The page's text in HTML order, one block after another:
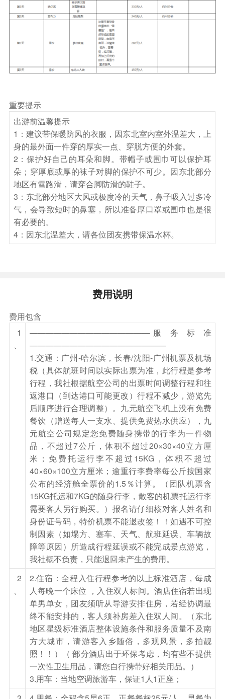
重要提示
出游前温馨提示
1：建议带保暖防风的衣服，因东北室内室外温差大，上
身的最外面一件穿的厚实一点、穿脱方便的外套。
2：保护好自己的耳朵和脚。带帽子或围巾可以保护耳
朵；穿厚底或厚的袜子对脚的保护不可少。因东北部分
地区有雪路滑，请穿合脚防滑的鞋子。
3：东北部分地区大风或极度冷的天气，鼻子吸入过多冷
气，会导致短时的鼻塞，所以准备厚口罩或围巾也是很
有必要的。
4：因东北温差大，请各位团友携带保温水杯。
费用说明
费用包含
1
、
———————————————服 务 标 准
—————————————————
1.交通：广州-哈尔滨，长春/沈阳-广州机票及机场
税（具体航班时间以实际出票为准，此行程是参考
行程，我社根据航空公司的出票时间调整行程和往
返港口（到达港口可能更改）行程不减少，游览先
后顺序进行合理调整）。九元航空飞机上没有免费
餐饮（赠送每人一支水、提供免费热水供应），九
元航空公司规定您免费随身携带的行李为一件物
品，不超过7公斤，体积不超过20×30×40立方厘
米；免费托运行李不超过15KG，体积不超过
40×60×100立方厘米；逾重行李费率每公斤按国家
公布的经济舱全票价的1.5％计算。（团队机票含
15KG托运和7KG的随身行李，散客的机票托运行李
需要客人另行购买。）报名请仔细核对客人姓名和
身份证号码，特价机票不能退改签！！如遇不可控
制因素（如塌方、塞车、天气、航班延误、车辆故
障等原因）所造成行程延误或不能完成景点游览，
我社概不负责，只能退回未产生的费用。
2
、
2.住宿：全程入住行程参考的以上标准酒店，每成
人每晚一个床位 ，入住双人标间。酒店住宿若出现
单男单女，团友须听从导游安排住房，若经协调最
终不能安排的，客人须补房差入住双人间。（东北
地区星级标准酒店整体设施条件和服务质量不及南
方大城市，请游客入乡随俗，多观风景，多拍靓
照！！）（ 部分酒店出于环保考虑，均有些不提供
一次性卫生用品，请您自行携带好相关用品。）
3.用车：当地空调旅游车，保证1人1正座；